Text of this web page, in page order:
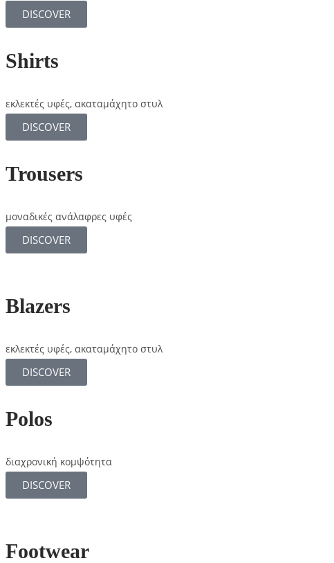
DISCOVER
Shirts
εκλεκτές υφές, ακαταμάχητο στυλ
DISCOVER
Trousers
μοναδικές ανάλαφρες υφές
DISCOVER
Blazers
εκλεκτές υφές, ακαταμάχητο στυλ
DISCOVER
Polos
διαχρονική κομψότητα
DISCOVER
Footwear